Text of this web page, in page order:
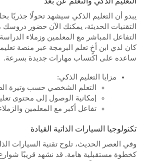
التقنيات الحديثة، يمكنك الآن حضور
التفاعل المباشر مع المعلمين وزملاء
كان لدي ابن أخٍ تعلم البرمجة عبر منصة
ساعده على اكتساب مهارات جديدة بسرعة.
مزايا التعليم الذكي:
التعلم الشخصي حسب وتيرة
إمكانية الوصول إلى محتوى
تفاعل أكبر مع المعلمين
تكنولوجيا السيارات الذاتية القيادة
وفي العصر الحديث، تلوح تقنية السيارات
كخطوة مستقبلية هامة. قد نشهد قريبًا شوارع